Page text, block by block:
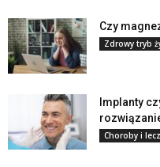
Czy
Zdrowy tryb
Implanty
Choroby i